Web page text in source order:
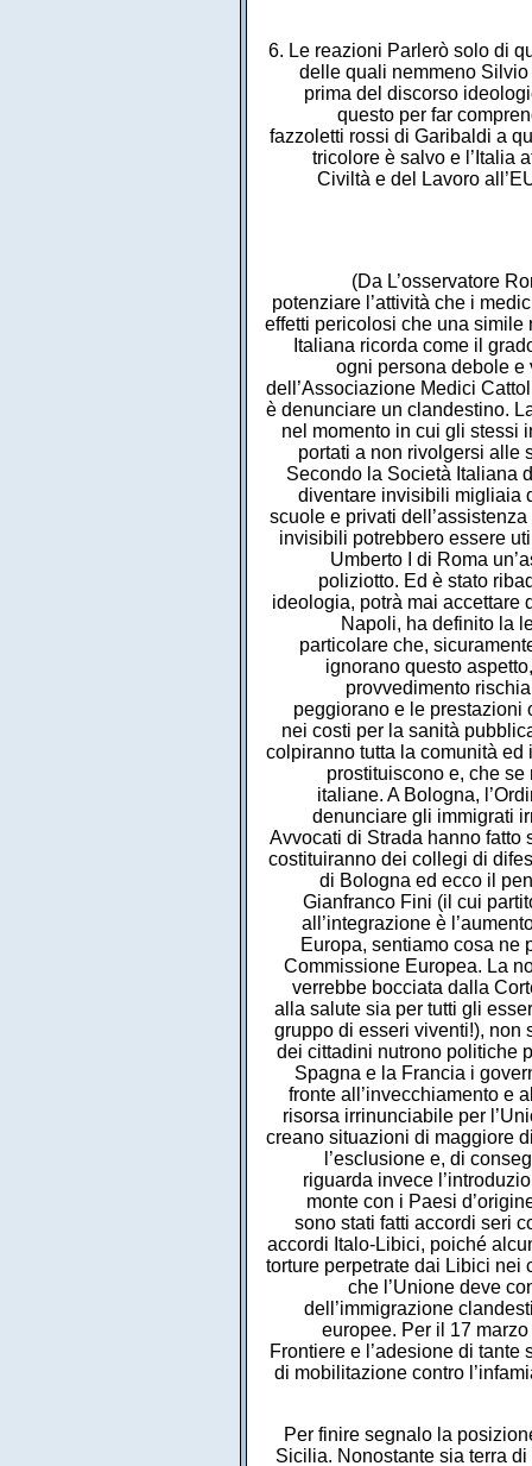
6. Le reazioni Parlerò solo di
delle quali nemmeno
prima del discorso
questo per far
fazzoletti rossi di Garibaldi a
tricolore è salvo e l’Italia
Civiltà e del Lavoro
(Da L’osservatore
potenziare l’attività che i
effetti pericolosi che una
Italiana ricorda come il
ogni persona debole e
dell’Associazione Medici
è denunciare un clandestino.
nel momento in cui gli stessi
portati a non rivolgersi alle
Secondo la Società Italiana
diventare invisibili migliaia
scuole e privati
invisibili potrebbero essere
Umberto I di Roma
poliziotto. Ed è stato
ideologia, potrà mai accettare
Napoli, ha definito la
particolare che,
ignorano questo
provvedimento
peggiorano e le prestazioni
nei costi per la sanità
colpiranno tutta la comunità
prostituiscono e, che
italiane. A Bologna,
denunciare gli immigrati
Avvocati di Strada hanno fatto
costituiranno dei collegi di
di Bologna ed ecco il
Gianfranco Fini (il cui
all’integrazione è
Europa, sentiamo cosa ne
Commissione Europea. La
verrebbe bocciata dalla
alla salute sia per tutti gli
gruppo di esseri viventi!), non
dei cittadini nutrono politiche
Spagna e la Francia i
fronte all’invecchiamento e
risorsa irrinunciabile per
creano situazioni di maggiore
l’esclusione e, di
riguarda invece
monte con i Paesi
sono stati fatti accordi seri
accordi Italo-Libici, poiché
torture perpetrate dai Libici nei
che l’Unione deve
dell’immigrazione
europee. Per il 17
Frontiere e l’adesione di
di mobilitazione contro
Per finire segnalo la
Sicilia. Nonostante sia terra